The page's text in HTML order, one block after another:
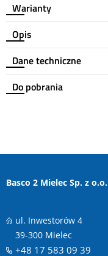
Warianty
Opis
Dane techniczne
Do pobrania
Basco 2 Mielec Sp. z o.o.
ul. Inwestorów 4
39-300 Mielec
+48 17 583 09 39